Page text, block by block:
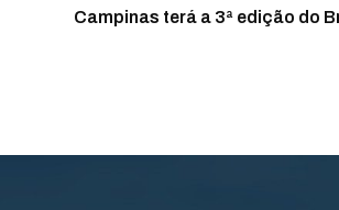
Campinas terá a 3ª edição do